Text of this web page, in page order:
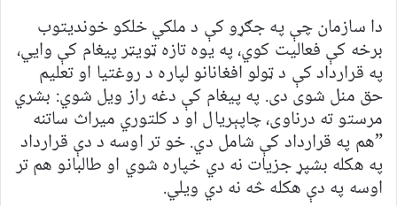
دا سازمان چې په جګړو کې د ملکي خلکو خوندیتوب
برخه کې فعالیت کوي، په یوه تازه ټویټر پیغام کې وايي،
په قرارداد کې د ټولو افغانانو لپاره د روغتیا او تعلیم
حق منل شوی دی. په پیغام کې دغه راز ویل شوي: بشري
مرستو ته درناوی، چاپېریال او د کلتوري میراث ساتنه
”هم په قرارداد کې شامل دي. خو تر اوسه د دې قرارداد
په هکله بشپړ جزیات نه دي خپاره شوي او طالبانو هم تر
اوسه په دې هکله څه نه دي ویلي.